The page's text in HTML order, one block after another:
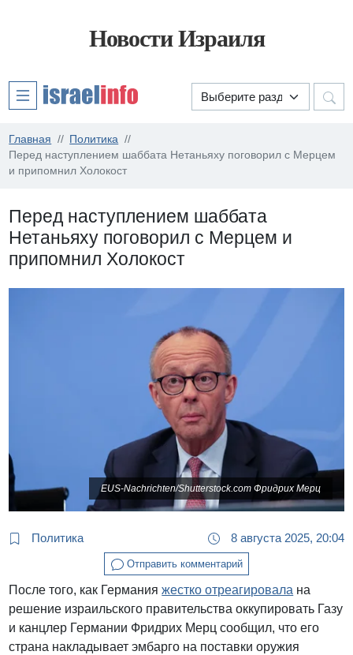
Новости Израиля
Главная
Политика
Перед наступлением шаббата Нетаньяху поговорил с Мерцем
и припомнил Холокост
Перед наступлением шаббата
Нетаньяху поговорил с Мерцем и
припомнил Холокост
EUS-Nachrichten/Shutterstock.com Фридрих Мерц
Политика 8 августа 2025, 20:04
Отправить комментарий
После того, как Германияжестко отреагировала на
решение израильского правительства оккупировать Газу
и канцлер Германии Фридрих Мерц сообщил, что его
страна накладывает эмбарго на поставки оружия